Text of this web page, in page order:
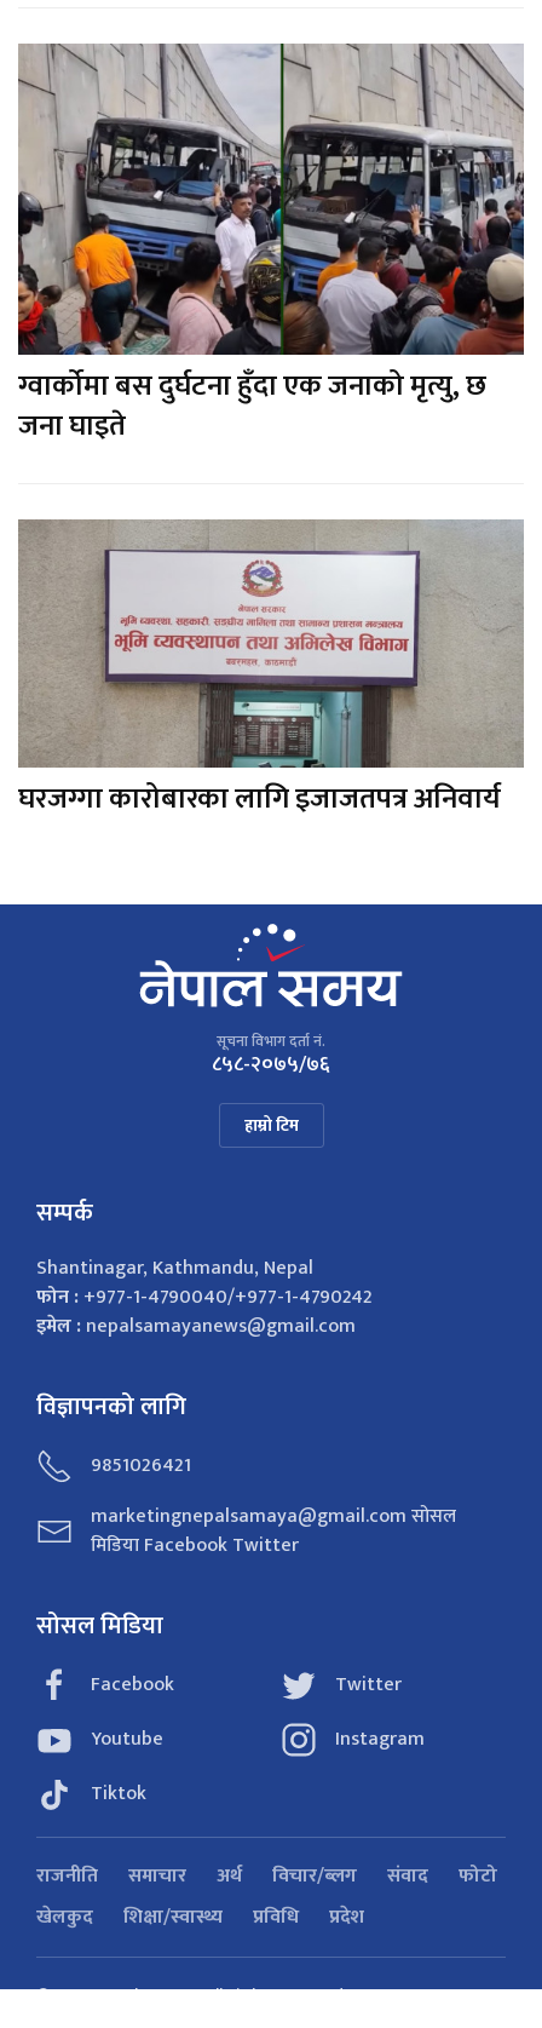
ग्वार्कोमा बस दुर्घटना हुँदा एक जनाको मृत्यु, छ
जना घाइते
घरजग्गा कारोबारका लागि इजाजतपत्र अनिवार्य
सूचना विभाग दर्ता नं.
८५८-२०७५/७६
हाम्रो टिम
सम्पर्क
Shantinagar, Kathmandu, Nepal
फोन :+977-1-4790040/+977-1-4790242
इमेल :nepalsamayanews@gmail.com
विज्ञापनको लागि
9851026421
marketingnepalsamaya@gmail.com सोसल
मिडिया Facebook Twitter
सोसल मिडिया
Facebook
Twitter
Youtube
Instagram
Tiktok
राजनीति समाचार अर्थ विचार/ब्लग संवाद
फोटो
खेलकुद
शिक्षा/स्वास्थ्य प्रविधि प्रदेश
© 2026 Nepal Samaya. All Right Reserved